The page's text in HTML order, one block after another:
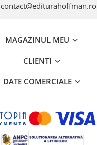
contact@editurahoffman.ro
MAGAZINUL MEU
CLIENTI
DATE COMERCIALE